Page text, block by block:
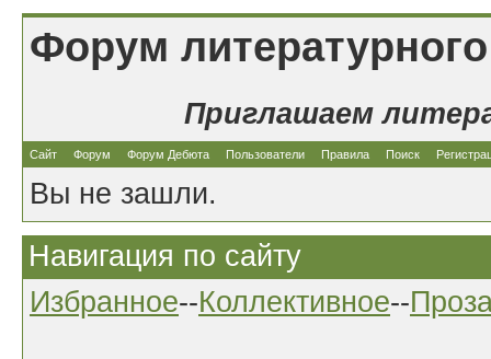
Форум
Приглашаем
Сайт Форум Форум Дебюта Пользователи Правила Поиск
Вы не зашли.
Навигация по сайту
Избранное--Коллективное--